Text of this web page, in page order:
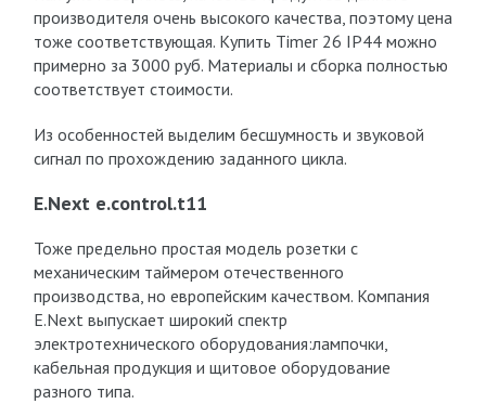
производителя очень высокого качества, поэтому цена
тоже соответствующая. Купить Timer 26 IP44 можно
примерно за 3000 руб. Материалы и сборка полностью
соответствует стоимости.
Из особенностей выделим бесшумность и звуковой
сигнал по прохождению заданного цикла.
E.Next e.control.t11
Тоже предельно простая модель розетки с
механическим таймером отечественного
производства, но европейским качеством. Компания
E.Next выпускает широкий спектр
электротехнического оборудования:лампочки,
кабельная продукция и щитовое оборудование
разного типа.